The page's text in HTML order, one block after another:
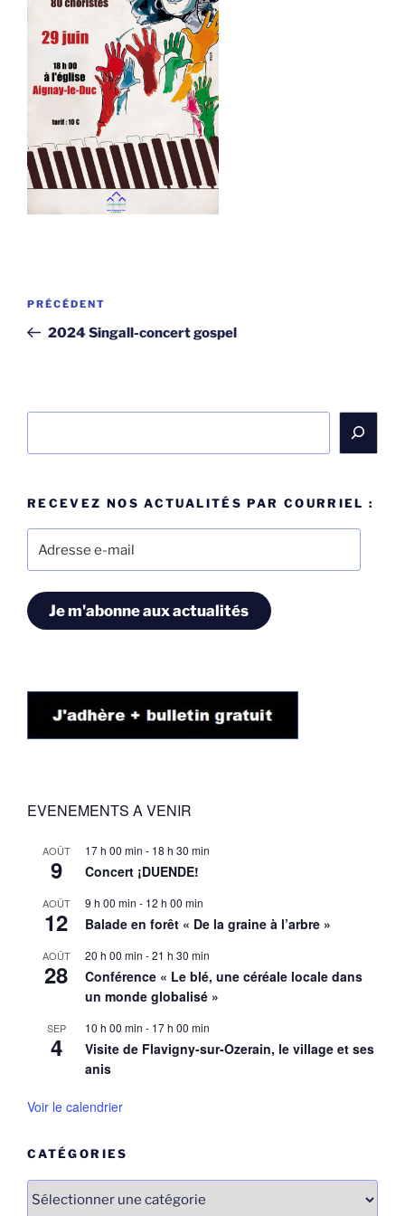
Navigation
l’article
Article
précédent
PRÉCÉDENT
2024 Singall-concert gospel
RECEVEZ NOS ACTUALITÉS PAR COURRIEL :
Je m'abonne aux actualités
EVENEMENTS A VENIR
AOÛT
9
17 h 00 min - 18 h 30 min
Concert ¡DUENDE!
AOÛT
12
9 h 00 min - 12 h 00 min
Balade en forêt « De la graine à l’arbre »
AOÛT
28
20 h 00 min -21 h 30 min
Conférence « Le blé, une céréale locale dans
un monde globalisé »
SEP
4
10 h 00 min - 17 h 00 min
Visite de Flavigny-sur-Ozerain, le village et ses
anis
Voir le calendrier
CATÉGORIES
Catégories